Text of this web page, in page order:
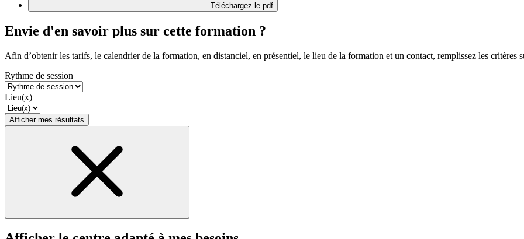
Téléchargez le pdf
Envie d'en savoir plus sur cette formation ?
Afin d’obtenir les tarifs, le calendrier de la formation, en distanciel, en présentiel, le lieu de la formation et un contact, remplissez les critères
Rythme de session
Lieu(x)
Afficher mes résultats